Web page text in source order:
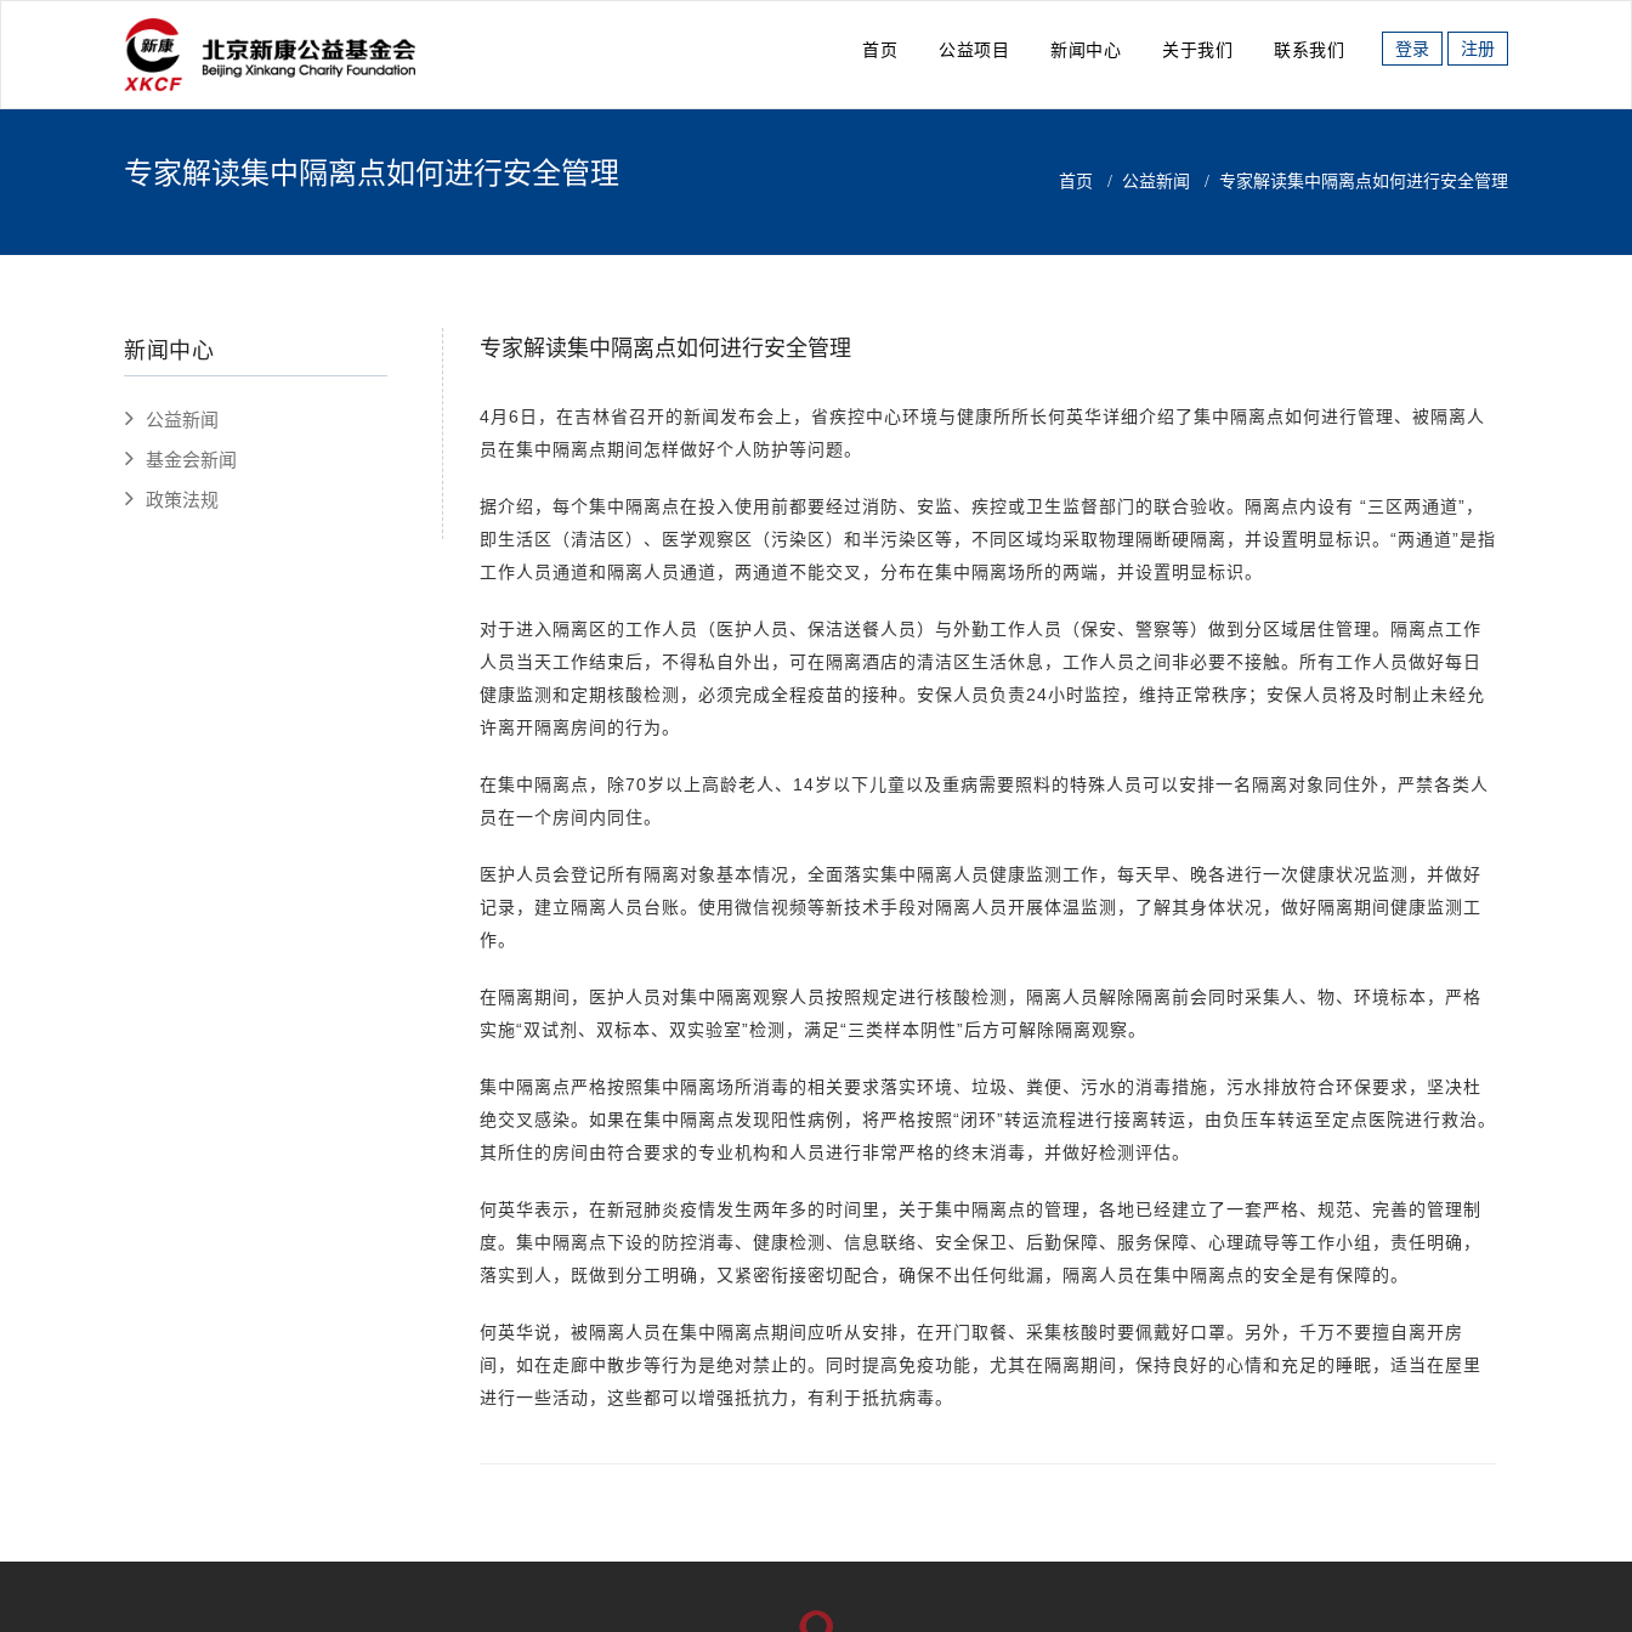
首页 公益项目 新闻中心 关于我们 联系我们 登录 注册
专家解读集中隔离点如何进行安全管理 首页 / 公益新闻 / 专家解读集中隔离点如何进行安全管理
专家解读集中隔离点如何进行安全管理
4月6日，在吉林省召开的新闻发布会上，省疾控中心环境与健康所所长何英华详细介绍了集中隔离点如何进行管理、被隔离人
员在集中隔离点期间怎样做好个人防护等问题。
据介绍，每个集中隔离点在投入使用前都要经过消防、安监、疾控或卫生监督部门的联合验收。隔离点内设有 “三区两通道”，
即生活区（清洁区）、医学观察区（污染区）和半污染区等，不同区域均采取物理隔断硬隔离，并设置明显标识。“两通道”是指
工作人员通道和隔离人员通道，两通道不能交叉，分布在集中隔离场所的两端，并设置明显标识。
对于进入隔离区的工作人员（医护人员、保洁送餐人员）与外勤工作人员（保安、警察等）做到分区域居住管理。隔离点工作
人员当天工作结束后，不得私自外出，可在隔离酒店的清洁区生活休息，工作人员之间非必要不接触。所有工作人员做好每日
健康监测和定期核酸检测，必须完成全程疫苗的接种。安保人员负责24小时监控，维持正常秩序；安保人员将及时制止未经允
许离开隔离房间的行为。
在集中隔离点，除70岁以上高龄老人、14岁以下儿童以及重病需要照料的特殊人员可以安排一名隔离对象同住外，严禁各类人
员在一个房间内同住。
医护人员会登记所有隔离对象基本情况，全面落实集中隔离人员健康监测工作，每天早、晚各进行一次健康状况监测，并做好
记录，建立隔离人员台账。使用微信视频等新技术手段对隔离人员开展体温监测，了解其身体状况，做好隔离期间健康监测工
作。
在隔离期间，医护人员对集中隔离观察人员按照规定进行核酸检测，隔离人员解除隔离前会同时采集人、物、环境标本，严格
实施“双试剂、双标本、双实验室”检测，满足“三类样本阴性”后方可解除隔离观察。
集中隔离点严格按照集中隔离场所消毒的相关要求落实环境、垃圾、粪便、污水的消毒措施，污水排放符合环保要求，坚决杜
绝交叉感染。如果在集中隔离点发现阳性病例，将严格按照“闭环”转运流程进行接离转运，由负压车转运至定点医院进行救治。
其所住的房间由符合要求的专业机构和人员进行非常严格的终末消毒，并做好检测评估。
何英华表示，在新冠肺炎疫情发生两年多的时间里，关于集中隔离点的管理，各地已经建立了一套严格、规范、完善的管理制
度。集中隔离点下设的防控消毒、健康检测、信息联络、安全保卫、后勤保障、服务保障、心理疏导等工作小组，责任明确，
落实到人，既做到分工明确，又紧密衔接密切配合，确保不出任何纰漏，隔离人员在集中隔离点的安全是有保障的。
何英华说，被隔离人员在集中隔离点期间应听从安排，在开门取餐、采集核酸时要佩戴好口罩。另外，千万不要擅自离开房
间，如在走廊中散步等行为是绝对禁止的。同时提高免疫功能，尤其在隔离期间，保持良好的心情和充足的睡眠，适当在屋里
进行一些活动，这些都可以增强抵抗力，有利于抵抗病毒。
新闻中心
公益新闻
基金会新闻
政策法规